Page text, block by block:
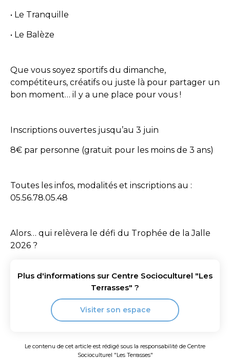
• Le Tranquille
• Le Balèze
Que vous soyez sportifs du dimanche,
compétiteurs, créatifs ou juste là pour partager un
bon moment… il y a une place pour vous !
Inscriptions ouvertes jusqu’au 3 juin
8€ par personne (gratuit pour les moins de 3 ans)
Toutes les infos, modalités et inscriptions au :
05.56.78.05.48
Alors… qui relèvera le défi du Trophée de la Jalle
2026 ?
Plus d'informations sur Centre Socioculturel "Les
Terrasses" ?
Visiter son espace
Le contenu de cet article est rédigé sous la responsabilité de Centre
Socioculturel "Les Terrasses"